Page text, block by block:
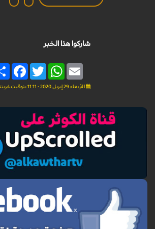
شاركوا هذا الخبر
Twitter
WhatsAppEmail
الأربعاء 29 إبريل 2020 - 11:11 بتوقيت غرينتش